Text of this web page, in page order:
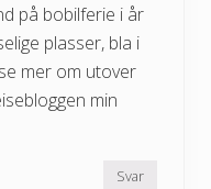
på bobilferie i år
plasser, bla i
mer om utover
min
Svar